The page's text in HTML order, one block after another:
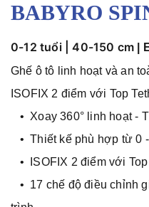
BABYRO
0-12 tuổi | 40-150 cm
Ghế ô tô linh hoạt và an
ISOFIX 2 điểm với Top
• Xoay 360° linh hoạt -
• Thiết kế phù hợp từ 0
• ISOFIX 2 điểm với Top
• 17 chế độ điều chỉnh